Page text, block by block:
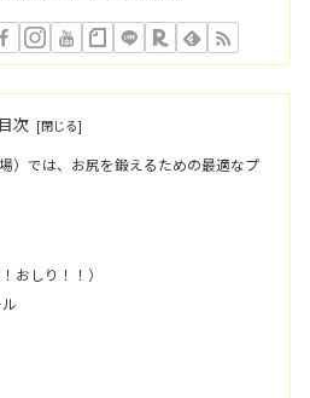
目次
）では、お尻を鍛えるための最適なプ
おしり！！）